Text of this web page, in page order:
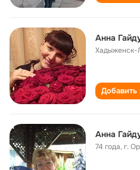
Анна
Хадыженск-
Добавить
Анна
74 года,г.